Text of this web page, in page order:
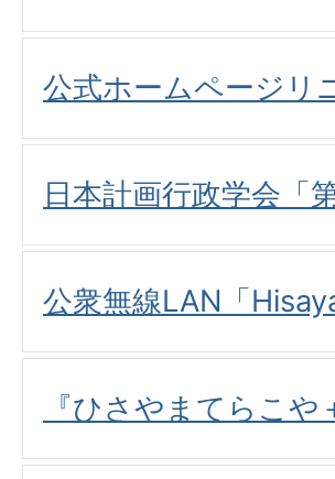
公式ホームページリ
日本計画行政学会「
公衆無線LAN「
『ひさやまてらこ